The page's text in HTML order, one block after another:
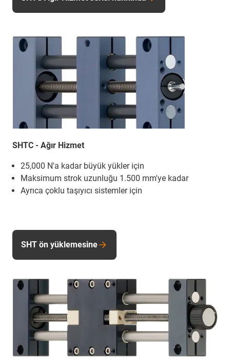
SHTC - Ağır Hizmet
25,000 N'a kadar büyük yükler için
Maksimum strok uzunluğu 1.500 mm'ye kadar
Ayrıca çoklu taşıyıcı sistemler için
SHT ön yüklemesine